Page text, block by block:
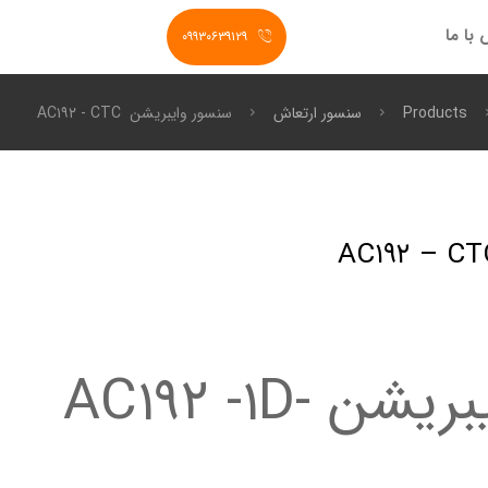
ما ۰۹۹۳۰۶۳۹۱۲۹
Products سنسور ارتعاش سنسور وایبریشن AC۱۹۲ - CTC
سنسور وایبریشن AC۱۹۲ -۱D-